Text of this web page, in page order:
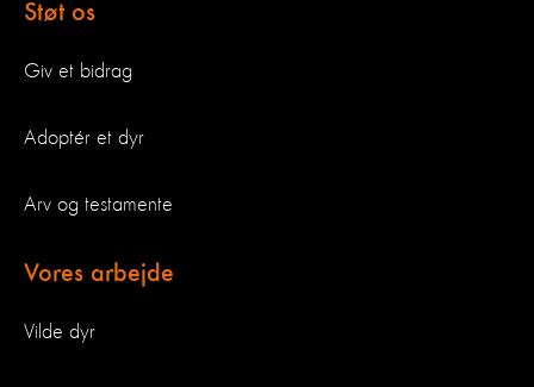
Støt os
Giv et bidrag
Adoptér et dyr
Arv og testamente
Vores arbejde
Vilde dyr